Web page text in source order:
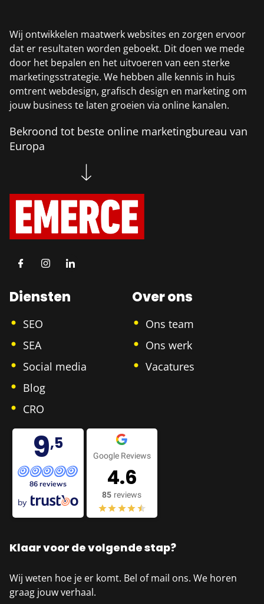
Wij ontwikkelen maatwerk websites en zorgen ervoor
dat er resultaten worden geboekt. Dit doen we mede
door het bepalen en het uitvoeren van een sterke
marketingsstrategie. We hebben alle kennis in huis
omtrent webdesign, grafisch design en marketing om
jouw business te laten groeien via online kanalen.
Bekroond tot beste online marketingbureau van
Europa
Diensten
SEO
SEA
Social media
Blog
CRO
9,5
86 reviews
by
Google Reviews
4.6
85 reviews
Over ons
Ons team
Ons werk
Vacatures
Klaar voor de volgende stap?
Wij weten hoe je er komt. Bel of mail ons. We horen
graag jouw verhaal.